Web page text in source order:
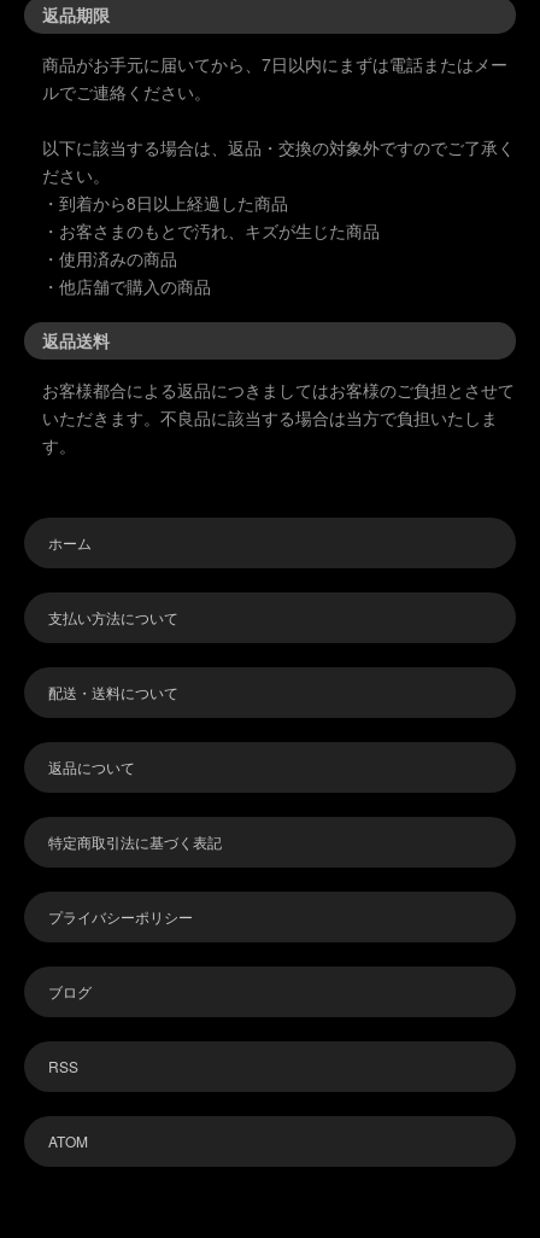
返品期限
商品がお手元に届いてから、7日以内にまずは電話またはメー
ルでご連絡ください。
以下に該当する場合は、返品・交換の対象外ですのでご了承く
ださい。
・到着から8日以上経過した商品
・お客さまのもとで汚れ、キズが生じた商品
・使用済みの商品
・他店舗で購入の商品
返品送料
お客様都合による返品につきましてはお客様のご負担とさせて
いただきます。不良品に該当する場合は当方で負担いたしま
す。
ホーム
支払い方法について
配送・送料について
返品について
特定商取引法に基づく表記
プライバシーポリシー
ブログ
RSS
ATOM